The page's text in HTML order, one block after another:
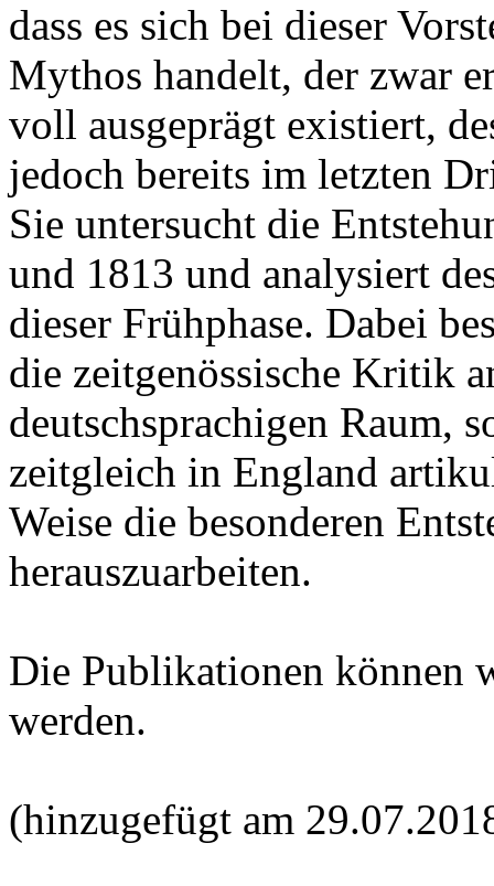
dass es sich bei dieser
Mythos handelt, der zwar
voll ausgeprägt existiert,
jedoch bereits im letzten
Sie untersucht die
und 1813 und analysiert
dieser Frühphase. Dabei
die zeitgenössische Kritik
deutschsprachigen Raum,
zeitgleich in England
Weise die besonderen
herauszuarbeiten.
Die Publikationen können
werden.
(hinzugefügt am